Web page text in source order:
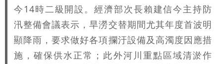
像」 憤怒發聲：已截圖
最新風雨預測！今天「9地區」達停班課
標準
白海豚走後 西南季風全面接管！未來一
周溼答答
今14時二級開設。經濟部次長賴建信今主持防
汛整備會議表示，旱澇交替期間尤其年度首波明
顯降雨，要求做好各項攔汙設備及高濁度因應措
施，確保供水正常；此外河川重點區域清淤作